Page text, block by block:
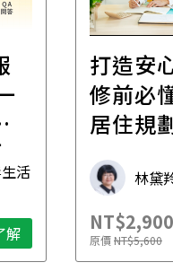
活
解
打造安
修前必
居住規
林黛
NT$2,900
原價NT$5,600